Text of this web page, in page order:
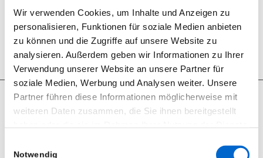
Wir verwenden Cookies, um Inhalte und Anzeigen zu
personalisieren, Funktionen für soziale Medien anbieten
zu können und die Zugriffe auf unsere Website zu
analysieren. Außerdem geben wir Informationen zu Ihrer
Verwendung unserer Website an unsere Partner für
soziale Medien, Werbung und Analysen weiter. Unsere
Partner führen diese Informationen möglicherweise mit
weiteren Daten zusammen, die Sie ihnen bereitgestellt
Notwendig
Hinterlasse uns deinen Kommentar!
Du musstangemeldetsein, um einen Kommentar abzugeben.